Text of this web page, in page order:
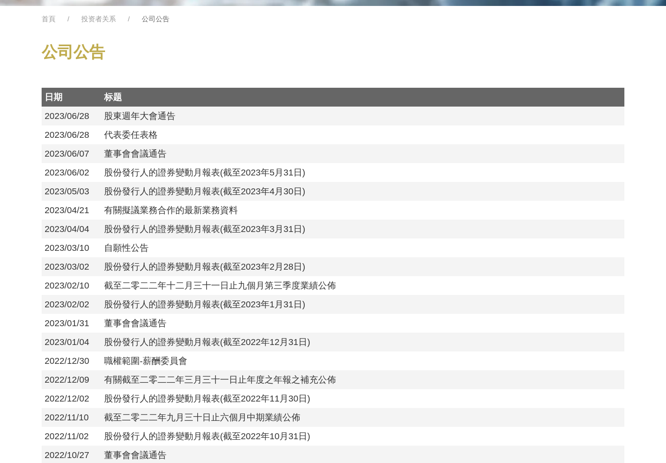
首頁 投资者关系 公司公告
公司公告
日期
标题
2023/06/28
股東週年大會通告
2023/06/28
代表委任表格
2023/06/07
董事會會議通告
2023/06/02
股份發行人的證券變動月報表(截至2023年5月31日)
2023/05/03
股份發行人的證券變動月報表(截至2023年4月30日)
2023/04/21
有關擬議業務合作的最新業務資料
2023/04/04
股份發行人的證券變動月報表(截至2023年3月31日)
2023/03/10
自願性公告
2023/03/02
股份發行人的證券變動月報表(截至2023年2月28日)
2023/02/10
截至二零二二年十二月三十一日止九個月第三季度業績公佈
2023/02/02
股份發行人的證券變動月報表(截至2023年1月31日)
2023/01/31
董事會會議通告
2023/01/04
股份發行人的證券變動月報表(截至2022年12月31日)
2022/12/30
職權範圍-薪酬委員會
2022/12/09
有關截至二零二二年三月三十一日止年度之年報之補充公佈
2022/12/02
股份發行人的證券變動月報表(截至2022年11月30日)
2022/11/10
截至二零二二年九月三十日止六個月中期業績公佈
2022/11/02
股份發行人的證券變動月報表(截至2022年10月31日)
2022/10/27
董事會會議通告